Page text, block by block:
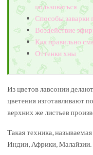
пользоваться
Способы заварки
Воздействие
Как правильно
Оттенки хны
Из цветов лавсонии
цветения изготавливают
верхних же листьев
Такая техника,
Индии, Африки, Малайзии.